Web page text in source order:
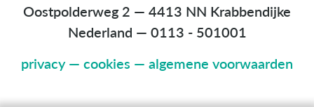
Oostpolderweg 2 — 4413 NN Krabbendijke
Nederland — 0113 - 501001
privacy— cookies — algemene voorwaarden